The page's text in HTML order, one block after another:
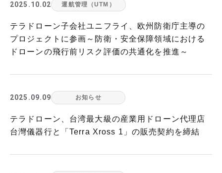
2025.10.02 運航管理（UTM）
テラドローン子会社ユニフライ、欧州防衛庁主導の
プロジェクトに参画～防衛・安全保障領域における
ドローンの飛行前リスク評価の共通化を推進～
2025.09.09 お知らせ
テラドローン、台湾最大級の産業用ドローン代理店
台灣儀器行と「Terra Xross 1」の販売契約を締結